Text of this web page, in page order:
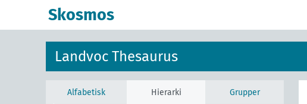
Skosmos
Landvoc Thesaurus
Alfabetisk Hierarki
Grupper